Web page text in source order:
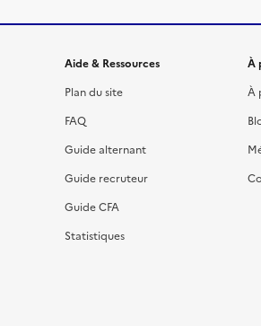
Informations et
Aide & Ressources
Plan du site
FAQ
Guide alternant
Guide recruteur
Guide CFA
Statistiques
À
À